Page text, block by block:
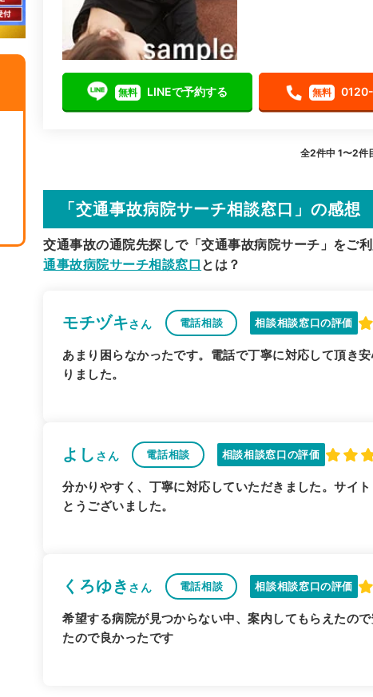
無料 LINEで予約する 無料
全2件中 1〜2件
「交通事故病院サーチ相談窓口」の感想
交通事故の通院先探しで「交通事故病院サーチ」をご
通事故病院サーチ相談窓口 とは？
モチヅキさん 電話相談 相談相談窓口の評価
あまり困らなかったです。電話で丁寧に対応して頂き
りました。
よし さん 電話相談 相談相談窓口の評価
分かりやすく、丁寧に対応していただきました。サイ
とうございました。
くろゆき さん 電話相談 相談相談窓口の評価
希望する病院が見つからない中、案内してもらえたの
たので良かったです